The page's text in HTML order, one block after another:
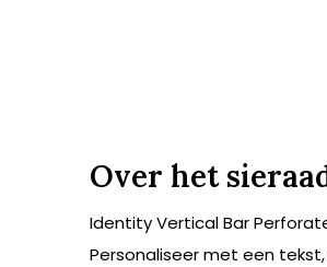
Over het
Identity Vertical Bar
Personaliseer met een